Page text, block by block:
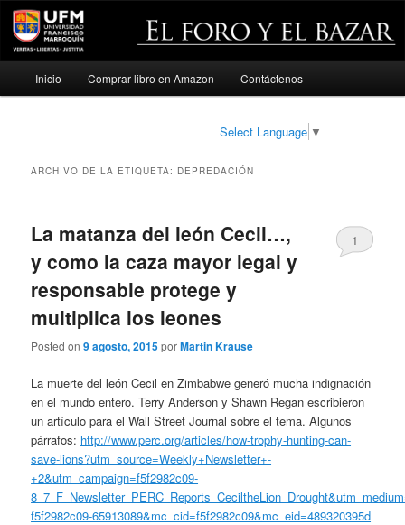
Ir
Ir
Inicio Comprar libro en Amazon Contáctenos
Select Language ▼
ARCHIVO DE LA ETIQUETA: DEPREDACIÓN
La matanza del león Cecil…,
y como la caza mayor legal y
responsable protege y
multiplica los leones
Posted on9 agosto, 2015porMartin Krause
1
La muerte del león Cecil en Zimbabwe generó mucha indignación
en el mundo entero. Terry Anderson y Shawn Regan escribieron
un artículo para el Wall Street Journal sobre el tema. Algunos
párrafos: http://www.perc.org/articles/how-trophy-hunting-can-
save-lions?utm_source=Weekly+Newsletter+-
+2&utm_campaign=f5f2982c09-
f5f2982c09-65913089&mc_cid=f5f2982c09&mc_eid=489320395d